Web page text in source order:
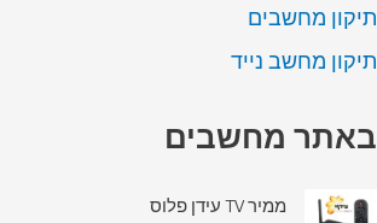
תיקון מחשבים
תיקון מחשב נייד
באתר מחשבים
ממיר TV עידן פלוס